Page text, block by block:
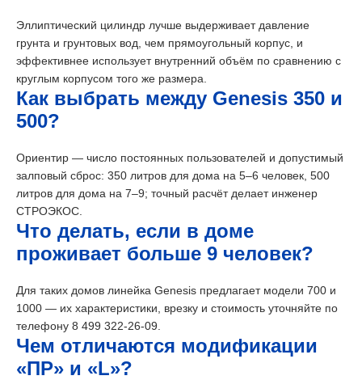
Эллиптический цилиндр лучше выдерживает давление
грунта и грунтовых вод, чем прямоугольный корпус, и
эффективнее использует внутренний объём по сравнению с
круглым корпусом того же размера.
Как выбрать между Genesis 350 и
500?
Ориентир — число постоянных пользователей и допустимый
залповый сброс: 350 литров для дома на 5–6 человек, 500
литров для дома на 7–9; точный расчёт делает инженер
СТРОЭКОС.
Что делать, если в доме
проживает больше 9 человек?
Для таких домов линейка Genesis предлагает модели 700 и
1000 — их характеристики, врезку и стоимость уточняйте по
телефону 8 499 322-26-09
Чем отличаются модификации
«ПР» и «L»?